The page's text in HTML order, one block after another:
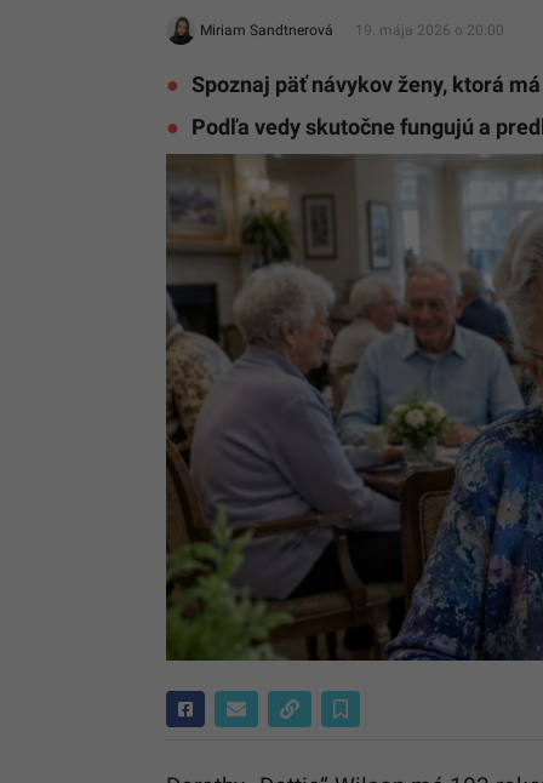
Miriam Sandtnerová 19. mája 2026 o 20:00
Spoznaj päť návykov ženy, ktorá
Podľa vedy skutočne fungujú a